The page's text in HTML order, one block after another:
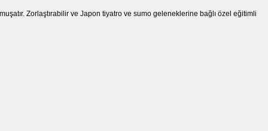
Zorlaştırabilir ve Japon tiyatro ve sumo geleneklerine bağlı özel eğitimli